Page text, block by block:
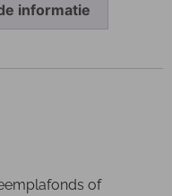
informatie
of